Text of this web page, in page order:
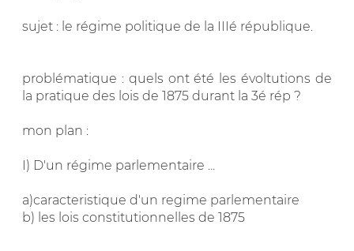
sujet : le régime politique de la IIIé république.
problématique : quels ont été les évoltutions de
la pratique des lois de 1875 durant la 3é rép ?
mon plan :
I) D'un régime parlementaire ...
a)caracteristique d'un regime parlementaire
b) les lois constitutionnelles de 1875